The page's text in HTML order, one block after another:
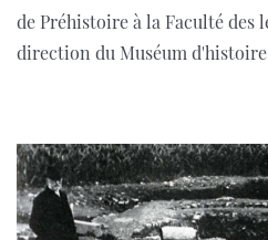
de Préhistoire à la Faculté des
direction du Muséum